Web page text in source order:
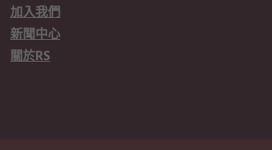
加入我們
新聞中心
關於RS